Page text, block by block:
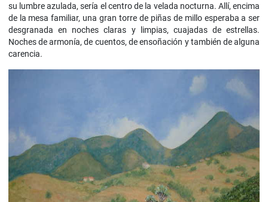
su lumbre azulada, sería el centro de la velada nocturna. Allí, encima
de la mesa familiar, una gran torre de piñas de millo esperaba a ser
desgranada en noches claras y limpias, cuajadas de estrellas.
Noches de armonía, de cuentos, de ensoñación y también de alguna
carencia.